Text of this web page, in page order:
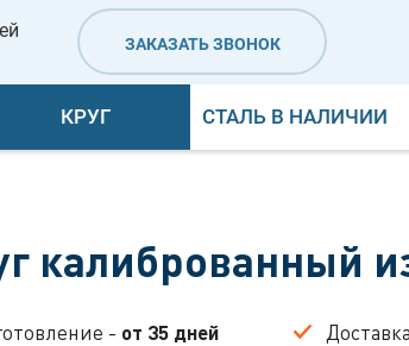
ЗАКАЗАТЬ ЗВОНОК
КРУГ СТАЛЬ В НАЛИЧИИ
калиброванный
- от 35 дней